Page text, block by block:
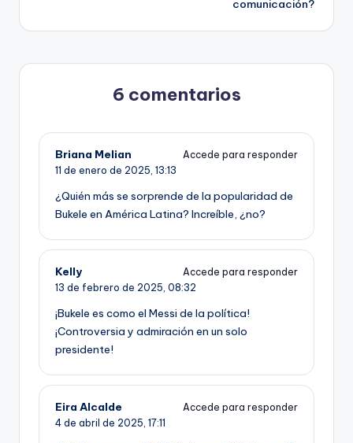
comunicación?
6 comentarios
Briana Melian
Accede para responder
11 de enero de 2025, 13:13
¿Quién más se sorprende de la popularidad de
Bukele en América Latina? Increíble, ¿no?
Kelly
Accede para responder
13 de febrero de 2025, 08:32
¡Bukele es como el Messi de la política!
¡Controversia y admiración en un solo
presidente!
Eira Alcalde
Accede para responder
4 de abril de 2025, 17:11